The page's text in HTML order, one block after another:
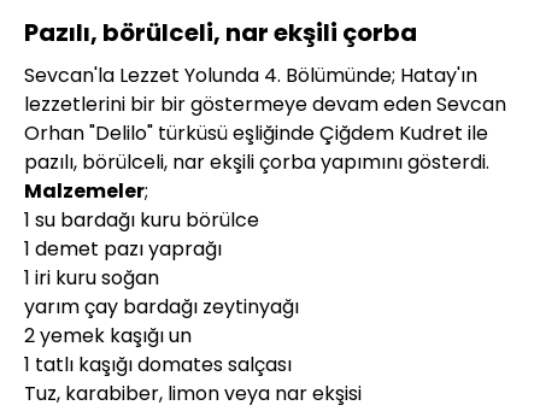
Pazılı, börülceli, nar ekşili çorba
Sevcan'la Lezzet Yolunda 4. Bölümünde; Hatay'ın
lezzetlerini bir bir göstermeye devam eden Sevcan
Orhan "Delilo" türküsü eşliğinde Çiğdem Kudret ile
pazılı, börülceli, nar ekşili çorba yapımını gösterdi.
Malzemeler;
1 su bardağı kuru börülce
1 demet pazı yaprağı
1 iri kuru soğan
yarım çay bardağı zeytinyağı
2 yemek kaşığı un
1 tatlı kaşığı domates salçası
Tuz, karabiber, limon veya nar ekşisi